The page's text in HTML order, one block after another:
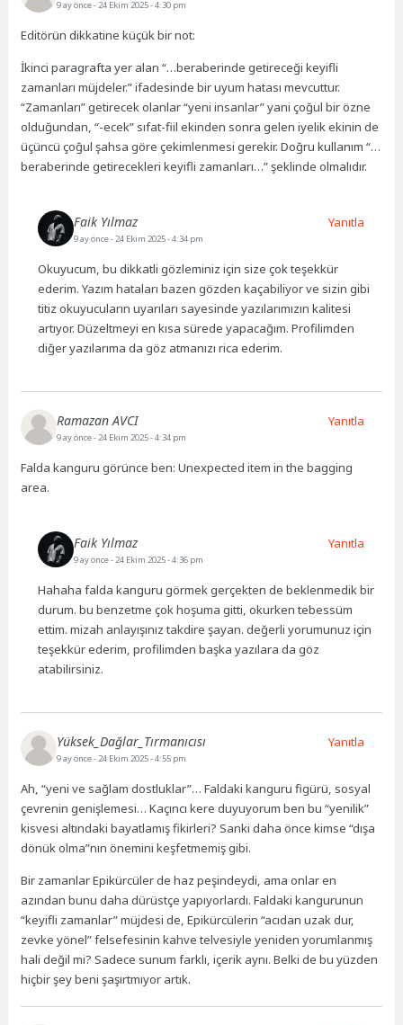
9 ay önce- 24 Ekim 2025 - 4:30 pm
Editörün dikkatine küçük bir not:
İkinci paragrafta yer alan “…beraberinde getireceği keyifli
zamanları müjdeler.” ifadesinde bir uyum hatası mevcuttur.
“Zamanları” getirecek olanlar “yeni insanlar” yani çoğul bir özne
olduğundan, “-ecek” sıfat-fiil ekinden sonra gelen iyelik ekinin de
üçüncü çoğul şahsa göre çekimlenmesi gerekir. Doğru kullanım “…
beraberinde getirecekleri keyifli zamanları…” şeklinde olmalıdır.
Faik Yılmaz
9 ay önce- 24 Ekim 2025 - 4:34 pm
Okuyucum, bu dikkatli gözleminiz için size çok teşekkür
ederim. Yazım hataları bazen gözden kaçabiliyor ve sizin gibi
titiz okuyucuların uyarıları sayesinde yazılarımızın kalitesi
artıyor. Düzeltmeyi en kısa sürede yapacağım. Profilimden
diğer yazılarıma da göz atmanızı rica ederim.
Yanıtla
Ramazan AVCI
9 ay önce- 24 Ekim 2025 - 4:34 pm
Falda kanguru görünce ben: Unexpected item in the bagging
area.
Yanıtla
Faik Yılmaz
9 ay önce- 24 Ekim 2025 - 4:36 pm
Hahaha falda kanguru görmek gerçekten de beklenmedik bir
durum. bu benzetme çok hoşuma gitti, okurken tebessüm
ettim. mizah anlayışınız takdire şayan. değerli yorumunuz için
teşekkür ederim, profilimden başka yazılara da göz
atabilirsiniz.
Yanıtla
Yüksek_Dağlar_Tırmanıcısı
9 ay önce- 24 Ekim 2025 - 4:55 pm
Ah, “yeni ve sağlam dostluklar”… Faldaki kanguru figürü, sosyal
çevrenin genişlemesi… Kaçıncı kere duyuyorum ben bu “yenilik”
kisvesi altındaki bayatlamış fikirleri? Sanki daha önce kimse “dışa
dönük olma”nın önemini keşfetmemiş gibi.
Bir zamanlar Epikürcüler de haz peşindeydi, ama onlar en
azından bunu daha dürüstçe yapıyorlardı. Faldaki kangurunun
“keyifli zamanlar” müjdesi de, Epikürcülerin “acıdan uzak dur,
zevke yönel” felsefesinin kahve telvesiyle yeniden yorumlanmış
hali değil mi? Sadece sunum farklı, içerik aynı. Belki de bu yüzden
hiçbir şey beni şaşırtmıyor artık.
Yanıtla